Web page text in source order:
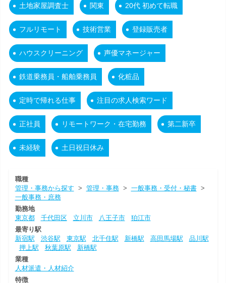
土地家屋調査士 関東 20代 初めて転職
フルリモート 技術営業 登録販売者
ハウスクリーニング 声優マネージャー
鉄道乗務員・船舶乗務員 化粧品
定時で帰れる仕事 注目の求人検索ワード
正社員 リモートワーク・在宅勤務 第二新卒
未経験 土日祝日休み
職種
管理・事務から探す > 管理・事務> 一般事務・受付・秘書>
一般事務・庶務
勤務地
東京都
千代田区 立川市 八王子市
狛江市
最寄り駅
新宿駅
渋谷駅 東京駅 北千住駅 新橋駅 高田馬場駅
品川駅
押上駅
秋葉原駅
新橋駅
業種
人材派遣・人材紹介
特徴